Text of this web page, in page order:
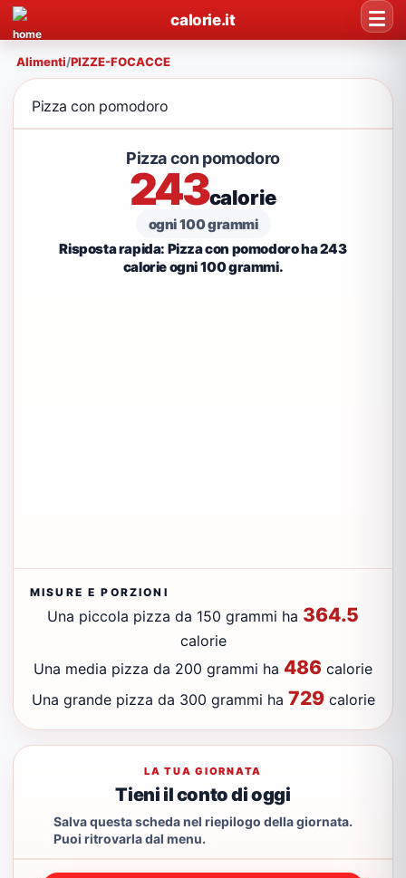
calorie.it
Alimenti/PIZZE-FOCACCE
Pizza con pomodoro
Pizza con pomodoro
243calorie
ogni 100 grammi
Risposta rapida: Pizza con pomodoro ha 243
calorie ogni 100 grammi.
MISURE E PORZIONI
Una piccola pizza da 150 grammi ha 364.5
calorie
Una media pizza da 200 grammi ha 486 calorie
Una grande pizza da 300 grammi ha 729calorie
LA TUA GIORNATA
Tieni il conto di oggi
Salva questa scheda nel riepilogo della giornata.
Puoi ritrovarla dal menu.